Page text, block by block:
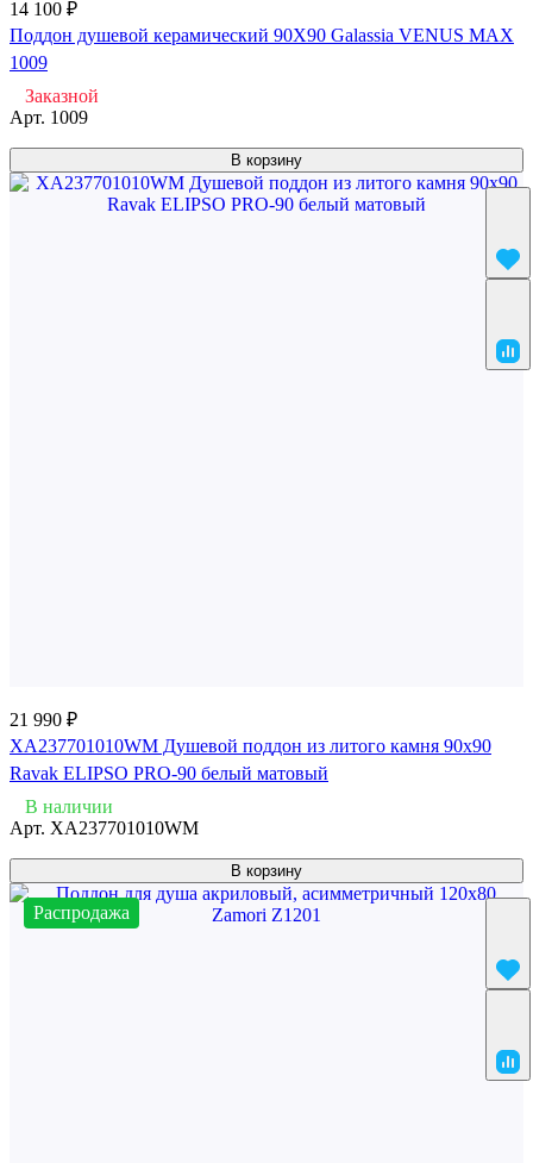
14 100 ₽
Поддон душевой керамический 90X90 Galassia VENUS MAX
1009
Заказной
Арт. 1009
В корзину
21 990 ₽
XA237701010WM Душевой поддон из литого камня 90x90
Ravak ELIPSO PRO-90 белый матовый
В наличии
Арт. XA237701010WM
В корзину
Распродажа